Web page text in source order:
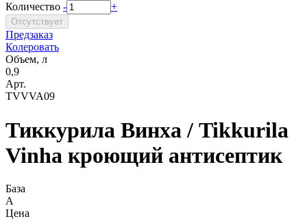
Количество - +
Предзаказ
Колеровать
Объем, л
0,9
Арт.
TVVVA09
Тиккурила Винха / Tikkurila
Vinha кроющий антисептик
База
A
Цена